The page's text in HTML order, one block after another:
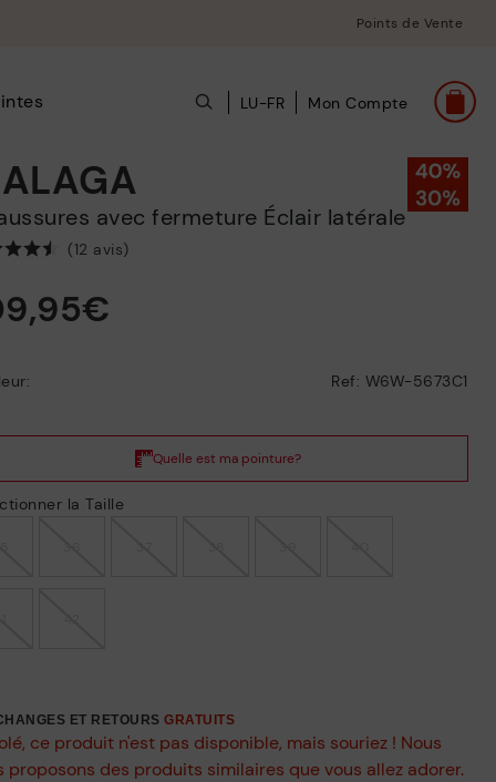
Points de Vente
LU-FR Mon Compte
avec fermeture Éclair latérale
(12 avis)
Ref: W6W-5673C1
la Taille
ET RETOURSGRATUITS
ce produit n'est pas disponible, mais souriez ! Nous
proposons des produits similaires que vous allez adorer.